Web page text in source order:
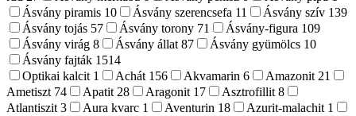
Ásvány piramis 10 Ásvány szerencsefa 11 Ásvány szív 139
Ásvány tojás 57 Ásvány torony 71 Ásvány-figura 109
Ásvány virág 8 Ásvány állat 87 Ásvány gyümölcs 10
Ásvány fajták 1514
Optikai kalcit 1 Achát 156 Akvamarin 6 Amazonit 21
Ametiszt 74 Apatit 28 Aragonit 17 Asztrofillit 8
Atlantiszit 3 Aura kvarc 1 Aventurin 18 Azurit-malachit 1